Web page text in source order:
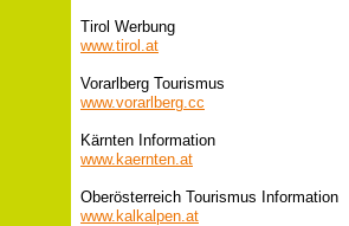
Tirol Werbung
www.tirol.at
Vorarlberg Tourismus
www.vorarlberg.cc
Kärnten Information
www.kaernten.at
Oberösterreich Tourismus Information
www.kalkalpen.at